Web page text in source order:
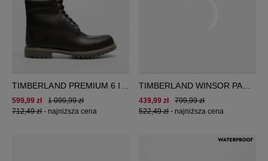
TIMBERLAND PREMIUM 6 IN
LACE WP BOOT
1 099,99 zł
599,99 zł
712,49 zł - najniższa cena
TIMBERLAND WINSOR PARK
GTX CHUKKA
799,99 zł
439,99 zł
522,49 zł - najniższa cena